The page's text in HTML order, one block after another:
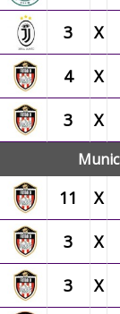
3 X
4 X
3 X
11 X
3 X
3 X